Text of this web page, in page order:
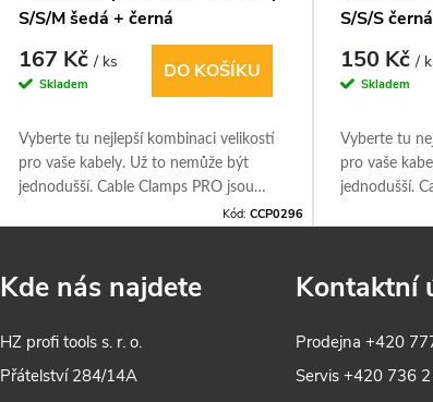
S/S/M šedá + černá
167 Kč/ ks
Skladem
DO KOŠÍKU
Vyberte tu nejlepší kombinaci velikostí
pro vaše kabely. Už to nemůže být
jednodušší. Cable Clamps PRO jsou
dokonalými nástroji pro organizaci
elektroniku Opakovaně použitelné,
Kód: CCP0296
S/S/S černá
150 Kč/
Skladem
Vyberte tu
pro vaše
jednodušší.
dokonalými
elektroniku
Kde nás najdete
HZ profi tools s. r. o.
Přátelství 284/14A
Kontaktní
Prodejna+420
Servis+420 736